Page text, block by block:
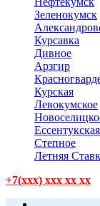
Зеленокумск
Курсавка
Дивное
Арзгир
Курская
Левокумское
Ессентукская
Степное
Летняя
+7(xxx) xxx xx xx